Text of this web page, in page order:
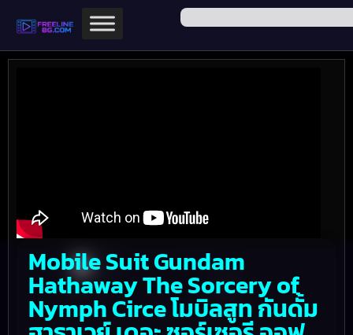
Mobile Suit Gundam
Hathaway The Sorcery of
Nymph Circe โมบิลสูท กันดั้ม